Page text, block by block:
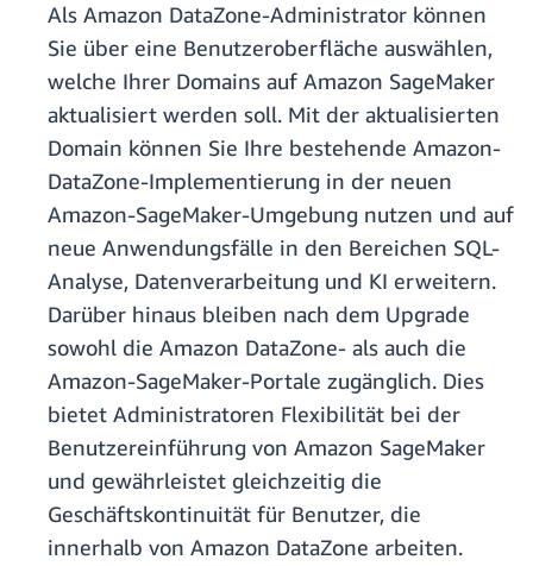
Als Amazon DataZone-Administrator können
Sie über eine Benutzeroberfläche auswählen,
welche Ihrer Domains auf Amazon SageMaker
aktualisiert werden soll. Mit der aktualisierten
Domain können Sie Ihre bestehende Amazon-
DataZone-Implementierung in der neuen
Amazon-SageMaker-Umgebung nutzen und auf
neue Anwendungsfälle in den Bereichen SQL-
Analyse, Datenverarbeitung und KI erweitern.
Darüber hinaus bleiben nach dem Upgrade
sowohl die Amazon DataZone- als auch die
Amazon-SageMaker-Portale zugänglich. Dies
bietet Administratoren Flexibilität bei der
Benutzereinführung von Amazon SageMaker
und gewährleistet gleichzeitig die
Geschäftskontinuität für Benutzer, die
innerhalb von Amazon DataZone arbeiten.